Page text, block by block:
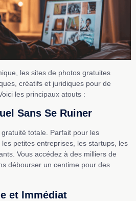
les sites de photos gratuites
créatifs et juridiques pour de
les principaux atouts :
Sans Se Ruiner
gratuité totale. Parfait pour les
petites entreprises, les startups, les
Vous accédez à des milliers de
débourser un centime pour des
et Immédiat